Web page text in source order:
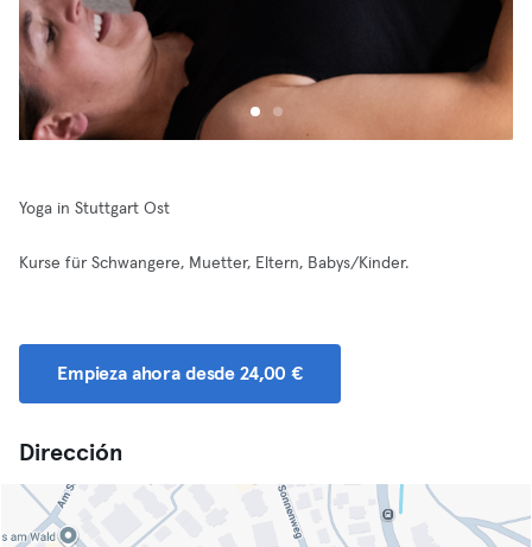
Yoga in Stuttgart Ost
Kurse für Schwangere, Muetter, Eltern, Babys/Kinder.
Empieza ahora desde 24,00 €
Dirección